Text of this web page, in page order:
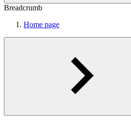
Breadcrumb
Home page